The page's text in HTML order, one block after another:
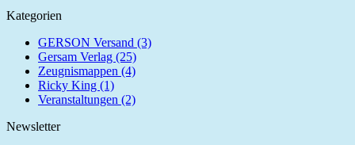
Kategorien
GERSON Versand (3)
Gersam Verlag (25)
Zeugnismappen (4)
Ricky King (1)
Veranstaltungen (2)
Newsletter